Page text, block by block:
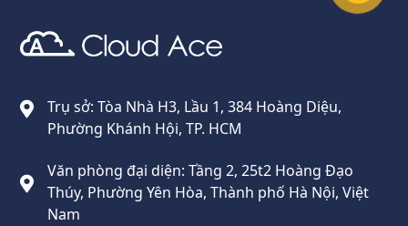
Trụ sở: Tòa Nhà H3, Lầu 1, 384 Hoàng Diệu,
Phường Khánh Hội, TP. HCM
Văn phòng đại diện: Tầng 2, 25t2 Hoàng Đạo
Thúy, Phường Yên Hòa, Thành phố Hà Nội, Việt
Nam